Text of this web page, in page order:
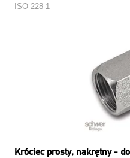
ISO 228-1
Króciec prosty, nakrętny -